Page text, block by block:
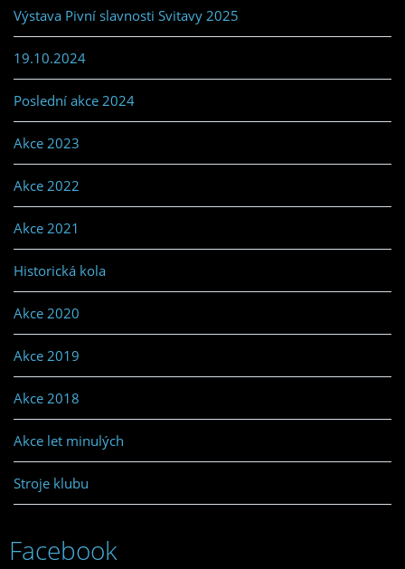
Výstava Pivní slavnosti Svitavy 2025
19.10.2024
Poslední akce 2024
Akce 2023
Akce 2022
Akce 2021
Historická kola
Akce 2020
Akce 2019
Akce 2018
Akce let minulých
Stroje klubu
Facebook